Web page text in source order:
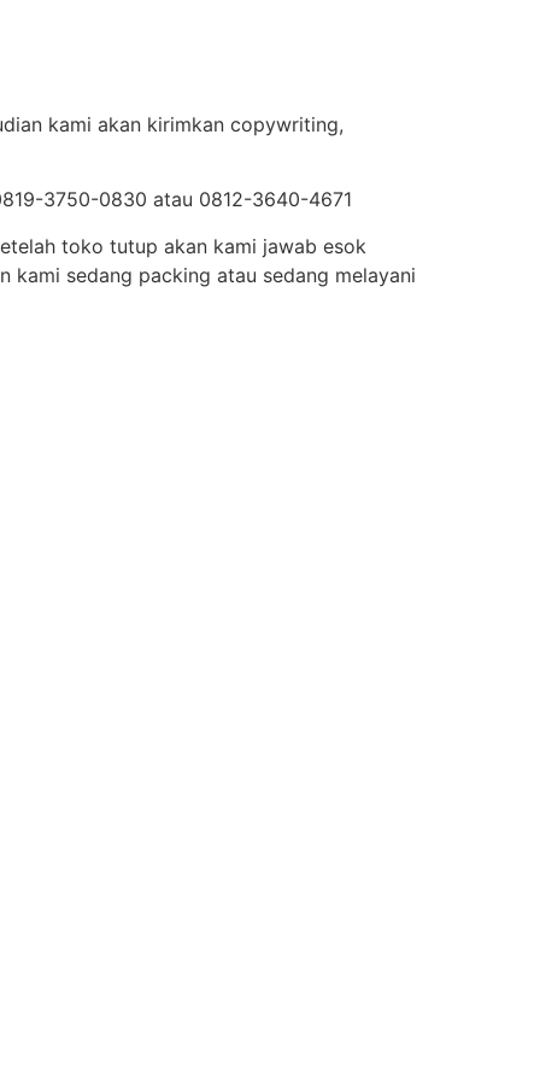
kami akan kirimkan copywriting,
3750-0830 atau 0812-3640-4671
toko tutup akan kami jawab esok
kami sedang packing atau sedang melayani